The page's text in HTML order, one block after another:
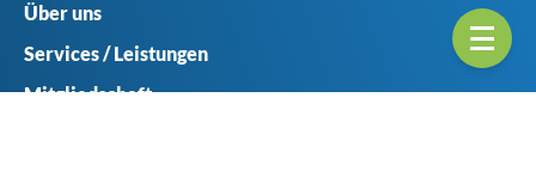
Über uns
Services / Leistungen
Mitgliedschaft